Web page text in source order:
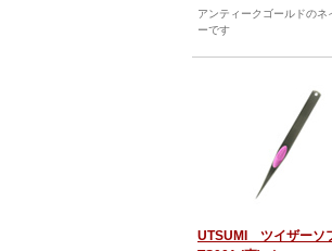
アンティークゴールドのネ
ーです
UTSUMI ツイザーソ